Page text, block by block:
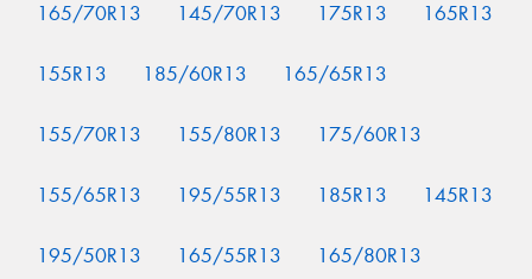
165/70R13 145/70R13 175R13 165R13
155R13 185/60R13 165/65R13
155/70R13 155/80R13 175/60R13
155/65R13 195/55R13 185R13 145R13
195/50R13 165/55R13 165/80R13